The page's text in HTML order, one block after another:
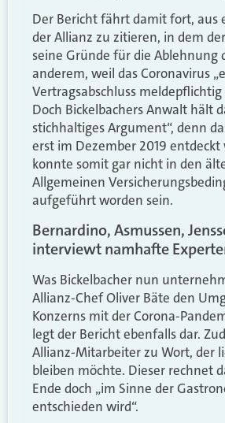
Der Bericht fährt damit fort, aus
der Allianz zu zitieren, in dem
seine Gründe für die Ablehnung
anderem, weil das Coronavirus
Vertragsabschluss meldepflichtig
Doch Bickelbachers Anwalt hält
stichhaltiges Argument“, denn
erst im Dezember 2019
konnte somit gar nicht in den
Allgemeinen
aufgeführt worden sein.
Bernardino, Asmussen,
interviewt namhafte
Was Bickelbacher nun
Allianz-Chef Oliver Bäte den
Konzerns mit der Corona-
legt der Bericht ebenfalls dar.
Allianz-Mitarbeiter zu Wort, der
bleiben möchte. Dieser rechnet
Ende doch „im Sinne der
entschieden wird“.